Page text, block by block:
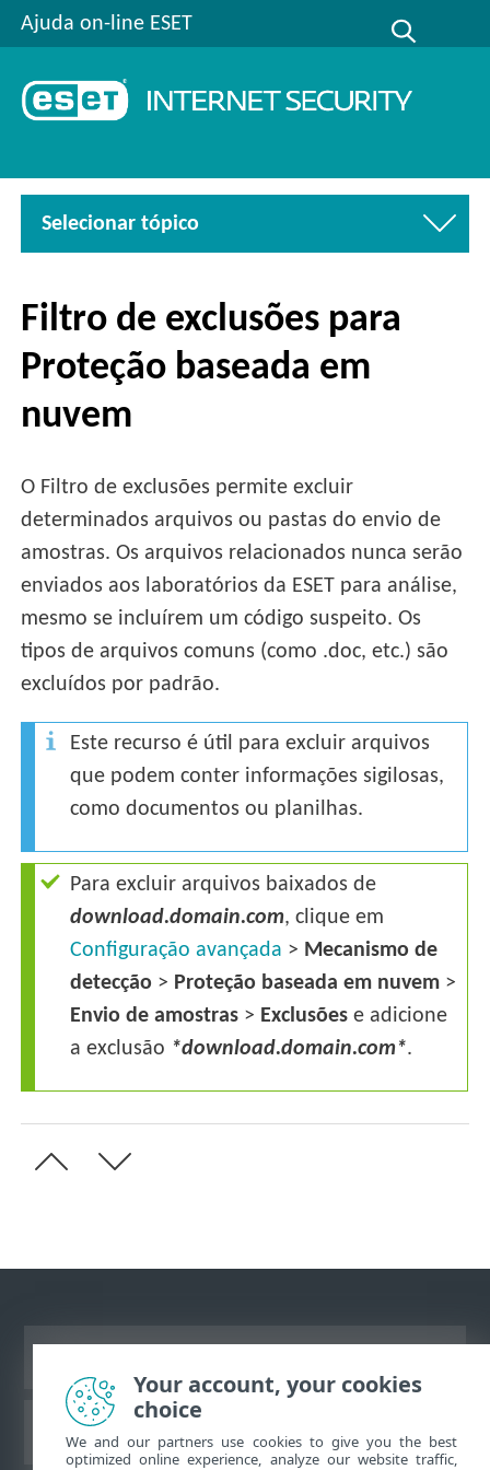
Ajuda on-line ESET
Selecionar tópico
Filtro de exclusões para
Proteção baseada em
nuvem
O Filtro de exclusões permite excluir
determinados arquivos ou pastas do envio de
amostras. Os arquivos relacionados nunca serão
enviados aos laboratórios da ESET para análise,
mesmo se incluírem um código suspeito. Os
tipos de arquivos comuns (como .doc, etc.) são
excluídos por padrão.
Este recurso é útil para excluir arquivos
que podem conter informações sigilosas,
como documentos ou planilhas.
Para excluir arquivos baixados de
download.domain.com, clique em
Configuração avançada > Mecanismo de
detecção > Proteção baseada em nuvem >
Envio de amostras > Exclusões e adicione
a exclusão *download.domain.com*.
Base de conhecimento da ESET
Your account, your cookies
choice
We and our partners use cookies to give you the best
optimized online experience, analyze our website traffic,